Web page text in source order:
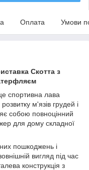
Оплата Умови
Скотта з
спортивна лава
м'язів грудей і
собою повноцінний
для дому складної
пошкоджень і
вигляд під час
конструкція з